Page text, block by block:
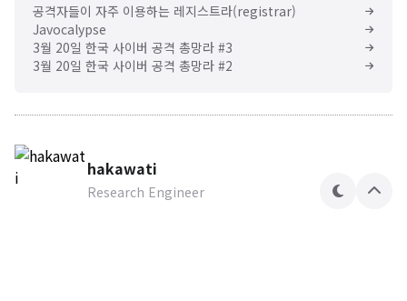
공격자들이 자주 이용하는 레지스트라(registrar)
Javocalypse
3월 20일 한국 사이버 공격 총망라 #3
3월 20일 한국 사이버 공격 총망라 #2
hakawati
Research Engineer
테
상